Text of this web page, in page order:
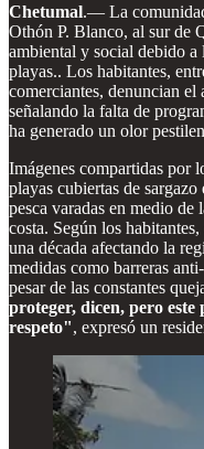
Chetumal.— La
Othón P. Blanco, al sur de
ambiental y social debido a
playas.. Los habitantes,
comerciantes, denuncian el
señalando la falta de
ha generado un olor
Imágenes compartidas por
playas cubiertas de
pesca varadas en medio de
costa. Según los
una década afectando la
medidas como barreras
pesar de las constantes
proteger, dicen, pero este
respeto", expresó un